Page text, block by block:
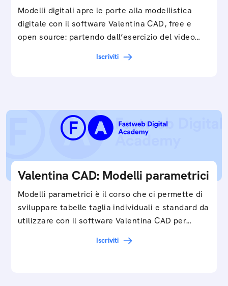
Modelli digitali apre le porte alla modellistica
digitale con il software Valentina CAD, free e
open source: partendo dall’esercizio del video…
Iscriviti
Valentina CAD: Modelli parametrici
Modelli parametrici è il corso che ci permette di
sviluppare tabelle taglia individuali e standard da
utilizzare con il software Valentina CAD per…
Iscriviti